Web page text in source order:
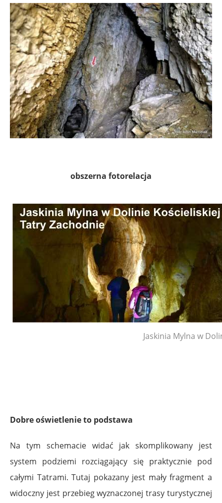
obszerna fotorelacja
Jaskinia Mylna w
Dobre oświetlenie to podstawa
Na tym schemacie widać jak skomplikowany jest
system podziemi rozciągający się praktycznie pod
całymi Tatrami. Tutaj pokazany jest mały fragment a
widoczny jest przebieg wyznaczonej trasy turystycznej